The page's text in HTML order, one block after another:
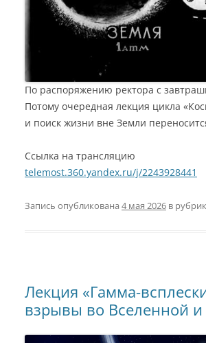
По распоряжению ректора с
Потому очередная лекция цикла
и поиск жизни вне Земли
Ссылка на трансляцию
telemost.360.yandex.ru/j/2243928441
Запись опубликована 4 мая 2026 в
Лекция «Гамма-
взрывы во Вселенной и